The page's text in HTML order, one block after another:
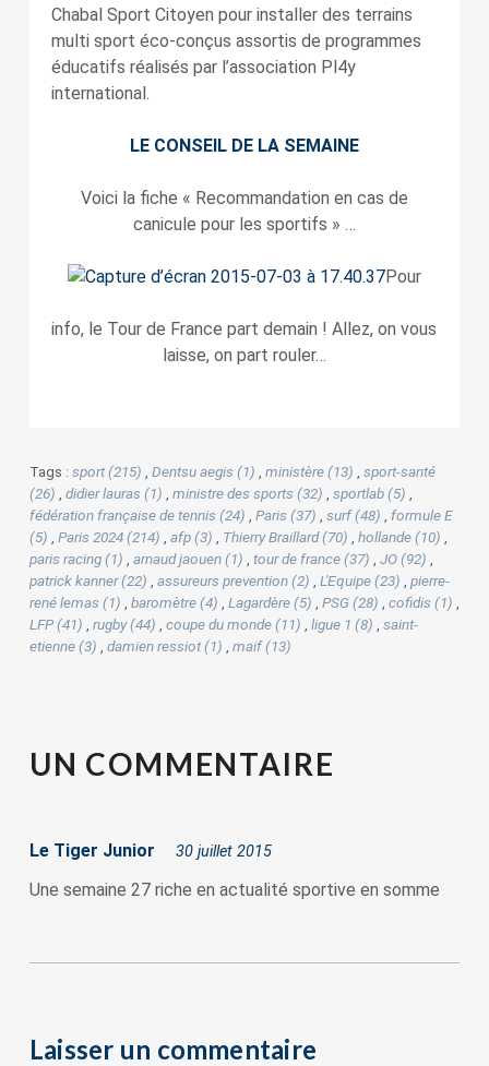
Chabal Sport Citoyen pour installer des terrains
multi sport éco-conçus assortis de programmes
éducatifs réalisés par l’association Pl4y
international.
LE CONSEIL DE LA SEMAINE
Voici la fiche « Recommandation en cas de
canicule pour les sportifs » …
Pour
info, le Tour de France part demain ! Allez, on vous
laisse, on part rouler…
Tags : sport (215) Dentsu aegis (1) ministère (13)
sport-santé
(26)
didier lauras (1) ministre des sports (32) sportlab (5)
fédération française de tennis (24)
Paris (37) surf (48)
formule E
(5)
Paris 2024 (214) afp (3) Thierry Braillard (70) hollande (10)
paris racing (1)
arnaud jaouen (1) tour de france (37) JO (92)
patrick kanner (22)
assureurs prevention (2) L'Equipe (23)
pierre-
rené lemas (1)
baromètre (4) Lagardère (5) PSG (28) cofidis (1)
LFP (41)
rugby (44) coupe du monde (11) ligue 1 (8)
saint-
etienne (3)
damien ressiot (1) maif (13)
UN COMMENTAIRE
Le Tiger Junior 30 juillet 2015
Une semaine 27 riche en actualité sportive en somme
Laisser un commentaire